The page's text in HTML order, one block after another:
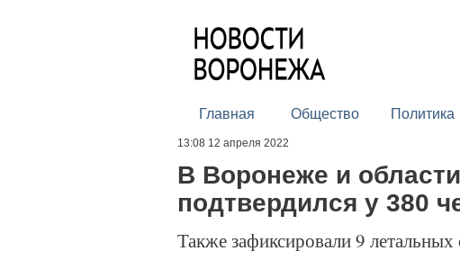
Главная Общество Политика
13:08 12 апреля 2022
В Воронеже и области
подтвердился у 380
Также зафиксировали 9 летальных